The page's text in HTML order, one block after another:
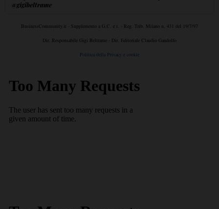
@gigibeltrame
BusinessCommunity.it - Supplemento a G.C. e t. - Reg. Trib. Milano n. 431 del 19/7/97
Dir. Responsabile Gigi Beltrame - Dir. Editoriale Claudio Gandolfo
Politica della Privacy e cookie